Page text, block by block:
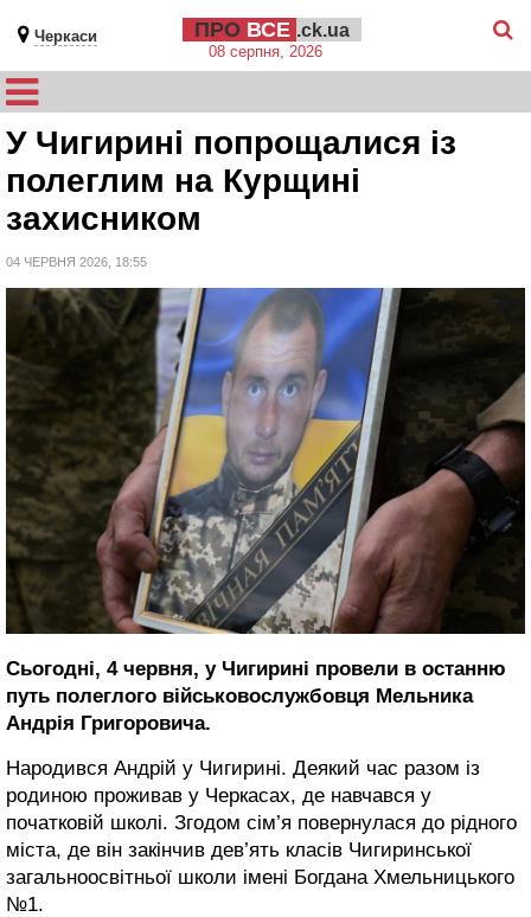
Черкаси ПРО ВСЕ .ck.ua
08 серпня, 2026
У Чигирині попрощалися із
полеглим на Курщині
захисником
04 ЧЕРВНЯ 2026, 18:55
Сьогодні, 4 червня, у Чигирині провели в останню
путь полеглого військовослужбовця Мельника
Андрія Григоровича.
Народився Андрій у Чигирині. Деякий час разом із
родиною проживав у Черкасах, де навчався у
початковій школі. Згодом сім’я повернулася до рідного
міста, де він закінчив дев’ять класів Чигиринської
загальноосвітньої школи імені Богдана Хмельницького
№1.